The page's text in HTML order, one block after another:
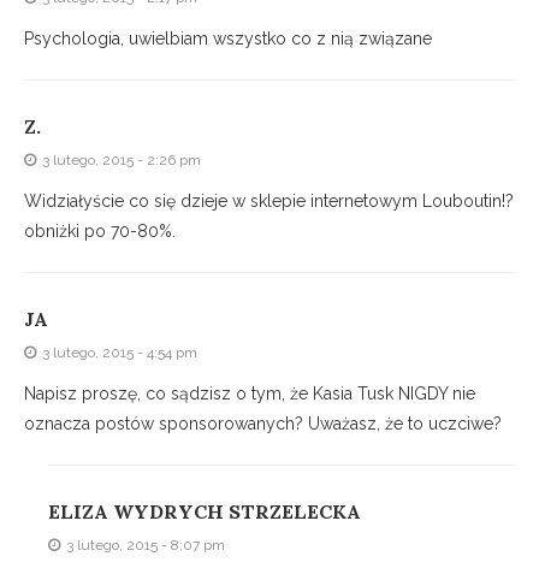
Psychologia, uwielbiam wszystko co z nią związane
Z.
3 lutego, 2015 - 2:26 pm
Widziałyście co się dzieje w sklepie internetowym Louboutin!?
obniżki po 70-80%.
JA
3 lutego, 2015 - 4:54 pm
Napisz proszę, co sądzisz o tym, że Kasia Tusk NIGDY nie
oznacza postów sponsorowanych? Uważasz, że to uczciwe?
ELIZA WYDRYCH STRZELECKA
3 lutego, 2015 - 8:07 pm